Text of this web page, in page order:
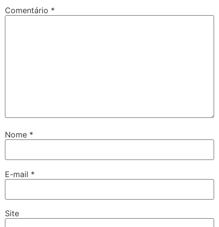
Comentário *
Nome *
E-mail *
Site